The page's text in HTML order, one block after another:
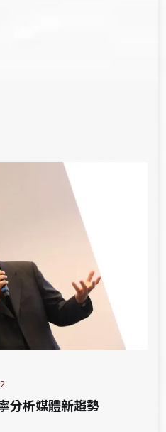
分析媒體新趨勢